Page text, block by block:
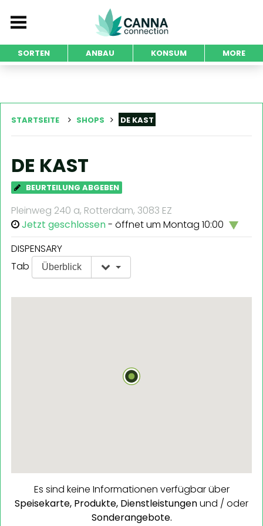
SORTEN ANBAU KONSUM MORE
STARTSEITE SHOPS DE KAST
DE KAST
BEURTEILUNG ABGEBEN
Pleinweg 240 a, Rotterdam, 3083 EZ
Jetzt geschlossen- öffnet um Montag 10:00
DISPENSARY
Tab
Überblick
Es sind keine Informationen verfügbar über
Speisekarte, Produkte, Dienstleistungenund / oder
Sonderangebote.